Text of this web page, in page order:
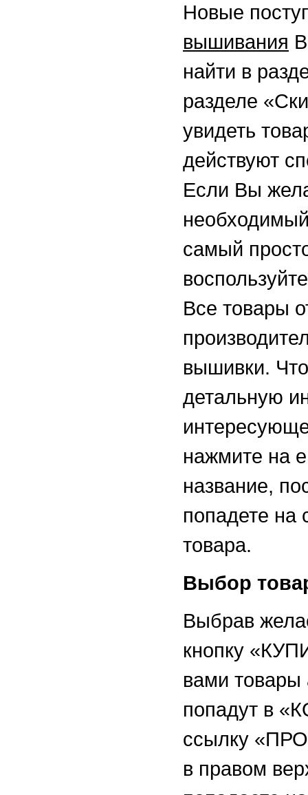
Новые
вышивания
найти в
разделе
увидеть
действуют
Если Вы
самый
Все товары
вышивки.
детальную
нажмите на
название,
попадете на
товара.
Выбор
Выбрав
кнопку
вами товары
попадут в
ссылку
в правом